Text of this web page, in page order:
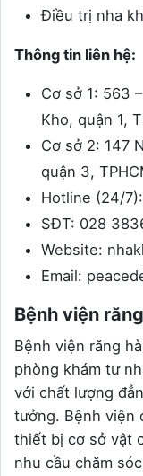
Điều trị nha
Thông tin liên hệ:
Cơ sở 1: 563
Kho, quận 1,
Cơ sở 2: 147
quận 3,
Hotline (24/
SĐT: 028
Website:
Email:
Bệnh viện
Bệnh viện răng
phòng khám tư
với chất lượng
tưởng. Bệnh viện
thiết bị cơ sở vật
nhu cầu chăm